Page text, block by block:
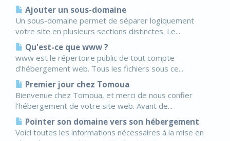
Ajouter un sous-domaine
Un sous-domaine permet de séparer logiquement
votre site en plusieurs sections distinctes. Le...
Qu'est-ce que www ?
www est le répertoire public de tout compte
d'hébergement web. Tous les fichiers sous ce...
Premier jour chez Tomoua
Bienvenue chez Tomoua, et merci de nous confier
l'hébergement de votre site web. Avant de...
Pointer son domaine vers son hébergement
Voici toutes les informations nécessaires à la mise en